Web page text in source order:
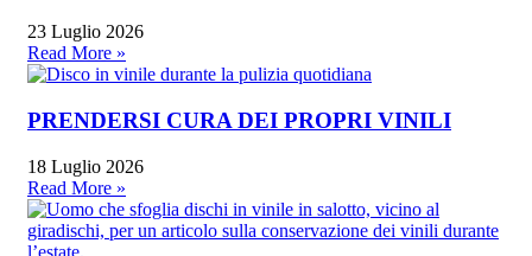
23 Luglio 2026
Read More »
PRENDERSI CURA DEI PROPRI VINILI
18 Luglio 2026
Read More »